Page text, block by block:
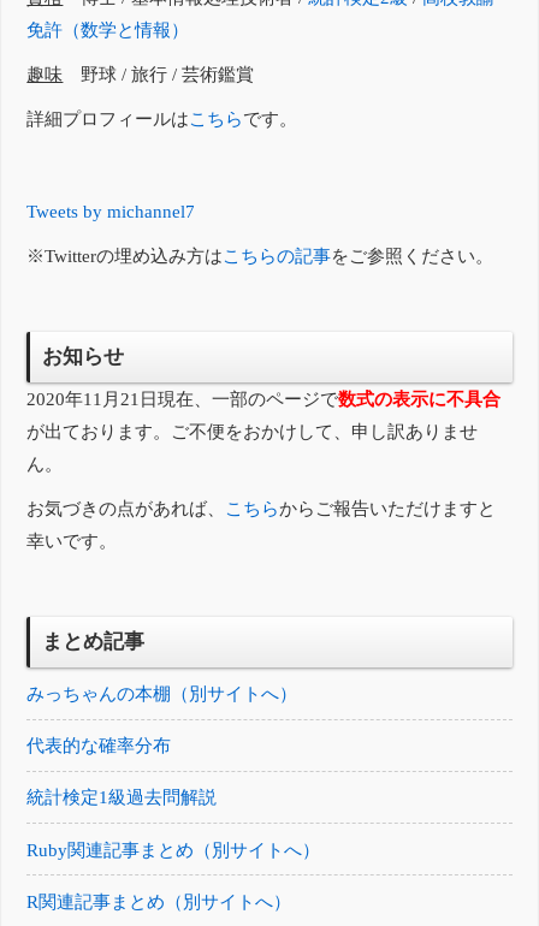
免許（数学と情報）
趣味 野球 / 旅行 / 芸術鑑賞
詳細プロフィールはこちらです。
Tweets by michannel7
※Twitterの埋め込み方はこちらの記事をご参照ください。
お知らせ
2020年11月21日現在、一部のページで数式の表示に不具合
が出ております。ご不便をおかけして、申し訳ありませ
ん。
お気づきの点があれば、 こちらからご報告いただけますと
幸いです。
まとめ記事
みっちゃんの本棚（別サイトへ）
代表的な確率分布
統計検定1級過去問解説
Ruby関連記事まとめ（別サイトへ）
R関連記事まとめ（別サイトへ）